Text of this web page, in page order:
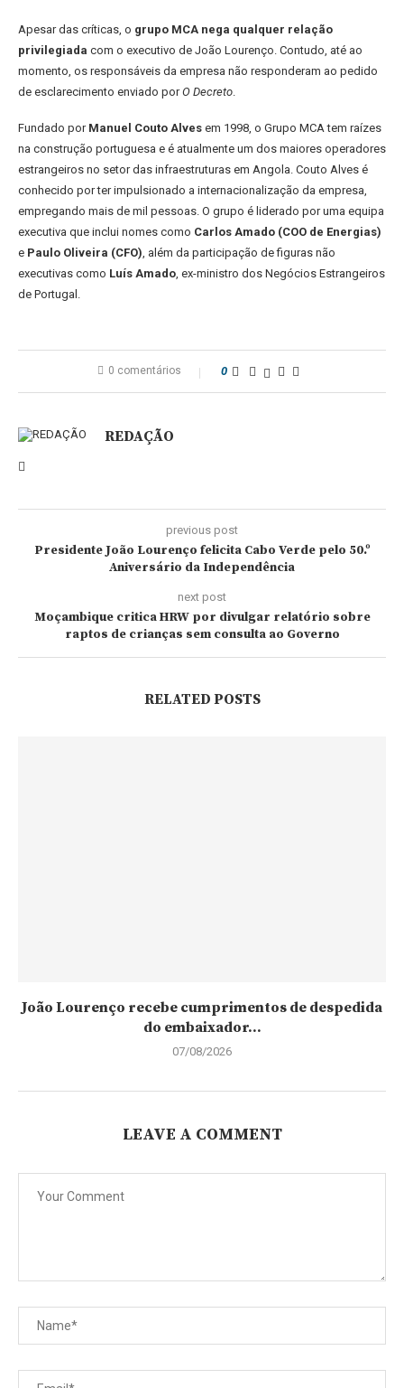
Apesar das críticas, o grupo MCA nega qualquer relação
privilegiada com o executivo de João Lourenço. Contudo, até ao
momento, os responsáveis da empresa não responderam ao pedido
de esclarecimento enviado porO Decreto.
Fundado por Manuel Couto Alves em 1998, o Grupo MCA tem raízes
na construção portuguesa e é atualmente um dos maiores operadores
estrangeiros no setor das infraestruturas em Angola. Couto Alves é
conhecido por ter impulsionado a internacionalização da empresa,
empregando mais de mil pessoas. O grupo é liderado por uma equipa
executiva que inclui nomes como Carlos Amado (COO de Energias)
e Paulo Oliveira (CFO), além da participação de figuras não
executivas como Luís Amado, ex-ministro dos Negócios Estrangeiros
de Portugal.
0 comentários 0
REDAÇÃO
previous post
Presidente João Lourenço felicita Cabo Verde pelo 50.º
Aniversário da Independência
next post
Moçambique critica HRW por divulgar relatório sobre
raptos de crianças sem consulta ao Governo
RELATED POSTS
João Lourenço recebe cumprimentos de despedida
do embaixador...
07/08/2026
LEAVE A COMMENT